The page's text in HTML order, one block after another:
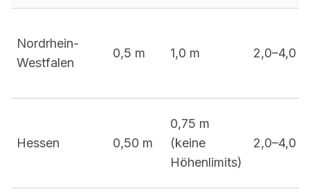
Nordrhein-
Westfalen
0,5 m 1,0 m 2,0–4,0 m
Hessen 0,50 m
0,75 m
(keine
Höhenlimits)
2,0–4,0 m